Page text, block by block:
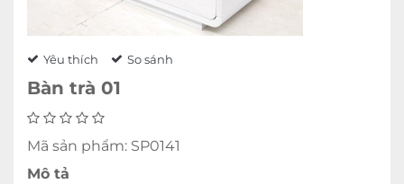
Yêu thích So sánh
Bàn trà 01
Mã sản phẩm: SP0141
Mô tả